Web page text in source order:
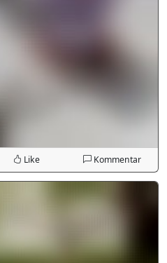
Like Kommentar